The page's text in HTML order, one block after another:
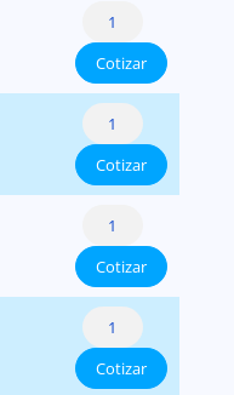
Female
Spigot
Adapter
PVC-
SCH-
40
cantidad
Cotizar
Female
Spigot
Adapter
PVC-
SCH-
40
cantidad
Cotizar
Female
Spigot
Adapter
PVC-
SCH-
40
cantidad
Cotizar
Female
Spigot
Adapter
Cotizar